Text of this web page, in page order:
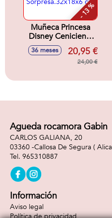
- 13 %
Muñeca Princesa
Disney Cenicienta
Reveal Con
Accesorios
Sorpresa.32x18x6
36 meses 20,95 €
24,00 €
Agueda rocamora Gabin
CARLOS GALIANA, 20
03360 -Callosa De Segura (
965310887
Información
Aviso legal